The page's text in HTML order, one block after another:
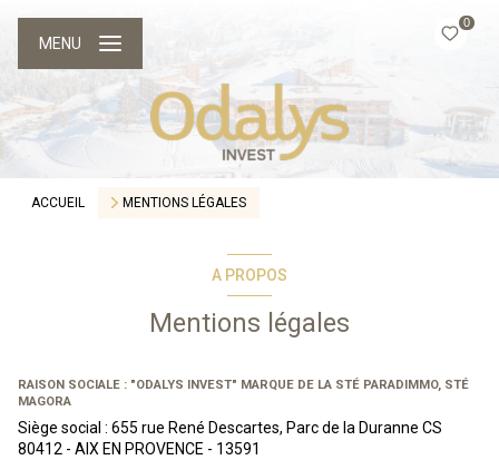
0
MENU
ACCUEIL MENTIONS LÉGALES
A PROPOS
Mentions légales
RAISON SOCIALE : "ODALYS INVEST" MARQUE DE LA STÉ PARADIMMO, STÉ
MAGORA
Siège social : 655 rue René Descartes, Parc de la Duranne CS
80412 - AIX EN PROVENCE - 13591